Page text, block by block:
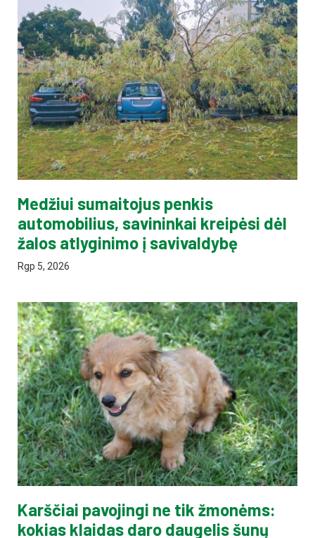
Medžiui sumaitojus penkis
automobilius, savininkai kreipėsi dėl
žalos atlyginimo į savivaldybę
Rgp 5, 2026
Karščiai pavojingi ne tik žmonėms:
kokias klaidas daro daugelis šunų